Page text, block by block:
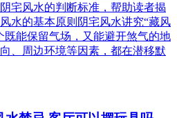
宅风水的判断标准，帮助读者揭
水的基本原则阴宅风水讲究“藏风
既能保留气场，又能避开煞气的地
、周边环境等因素，都在潜移默